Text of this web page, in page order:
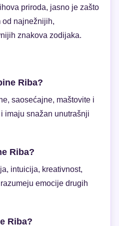
priroda, jasno je zašto
od najnežnijih,
znakova zodijaka.
Riba?
saosećajne, maštovite i
imaju snažan unutrašnji
Riba?
intuicija, kreativnost,
emocije drugih
Riba?